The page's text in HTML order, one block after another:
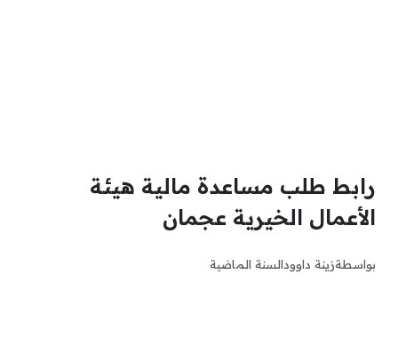
رابط طلب مساعدة مالية هيئة
الأعمال الخيرية عجمان
بواسطةزينة داوودالسنة الماضية